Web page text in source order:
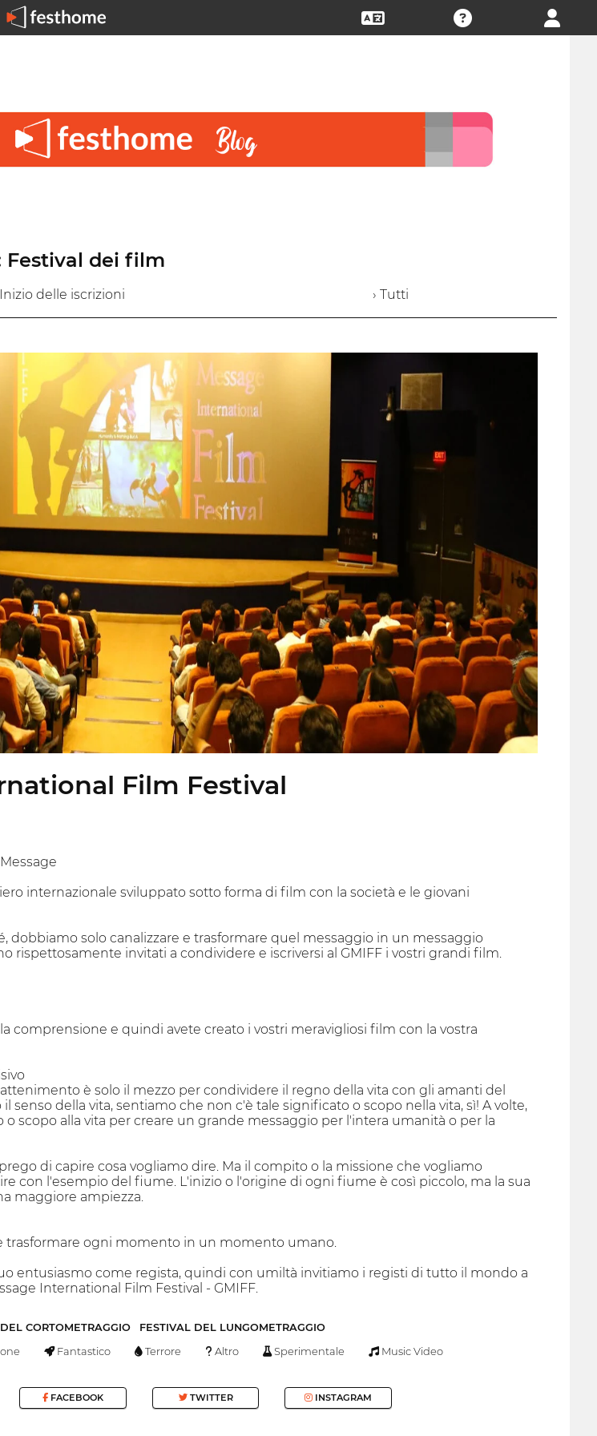
Festival dei film
Inizio delle iscrizioni › Tutti
Film Festival
internazionale sviluppato sotto forma di film con la società e le giovani
dobbiamo solo canalizzare e trasformare quel messaggio in un messaggio
rispettosamente invitati a condividere e iscriversi al GMIFF i vostri grandi film.
comprensione e quindi avete creato i vostri meravigliosi film con la vostra
è solo il mezzo per condividere il regno della vita con gli amanti del
senso della vita, sentiamo che non c'è tale significato o scopo nella vita, sì! A volte,
scopo alla vita per creare un grande messaggio per l'intera umanità o per la
di capire cosa vogliamo dire. Ma il compito o la missione che vogliamo
con l'esempio del fiume. L'inizio o l'origine di ogni fiume è così piccolo, ma la sua
maggiore ampiezza.
trasformare ogni momento in un momento umano.
entusiasmo come regista, quindi con umiltà invitiamo i registi di tutto il mondo a
International Film Festival - GMIFF.
CORTOMETRAGGIO FESTIVAL DEL LUNGOMETRAGGIO
Fantastico Terrore Altro Sperimentale Music Video
FACEBOOK TWITTER INSTAGRAM